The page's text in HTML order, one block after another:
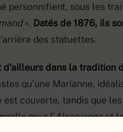
personnifient, sous les
». Datés de 1876, ils
des statuettes.
d’ailleurs dans la tradition
qu’une Marianne,
couverte, tandis que
pour l’Alsacienneet